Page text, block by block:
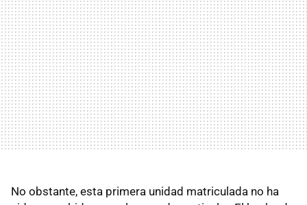
No obstante, esta primera unidad matriculada no ha